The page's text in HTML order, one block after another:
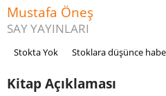
Mustafa Öneş
SAY YAYINLARI
Stokta Yok Stoklara düşünce
Kitap Açıklaması